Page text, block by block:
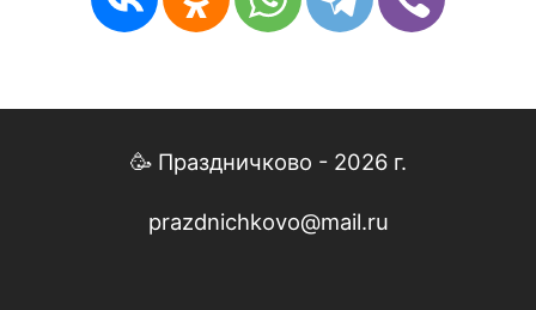
🥳 Праздничково - 2026 г.
prazdnichkovo@mail.ru